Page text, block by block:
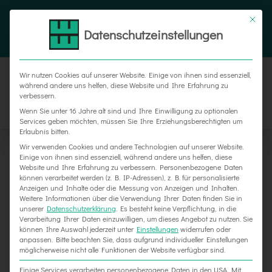
Zum
FacebookInstagram
Xing
Datenschutzeinstellungen
Wir nutzen Cookies auf unserer Website. Einige von ihnen sind essenziell,
während andere uns helfen, diese Website und Ihre Erfahrung zu
verbessern.
Wenn Sie unter 16 Jahre alt sind und Ihre Einwilligung zu optionalen
Services geben möchten, müssen Sie Ihre Erziehungsberechtigten um
Erlaubnis bitten.
Wir verwenden Cookies und andere Technologien auf unserer Website.
Einige von ihnen sind essenziell, während andere uns helfen, diese
Website und Ihre Erfahrung zu verbessern. Personenbezogene Daten
können verarbeitet werden (z. B. IP-Adressen), z. B. für personalisierte
Anzeigen und Inhalte oder die Messung von Anzeigen und Inhalten.
Weitere Informationen über die Verwendung Ihrer Daten finden Sie in
unserer Datenschutzerklärung Es besteht keine Verpflichtung, in die
Verarbeitung Ihrer Daten einzuwilligen, um dieses Angebot zu nutzen. Sie
können Ihre Auswahl jederzeit unter Einstellungen widerrufen oder
anpassen. Bitte beachten Sie, dass aufgrund individueller Einstellungen
möglicherweise nicht alle Funktionen der Website verfügbar sind.
Einige Services verarbeiten personenbezogene Daten in den USA. Mit